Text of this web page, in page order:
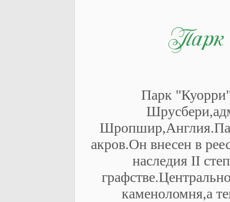
Парк
акров.Он внесен в
наследия II
каменоломня,а